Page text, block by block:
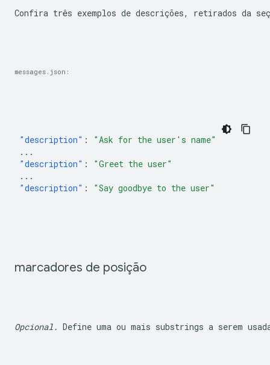
Confira três exemplos de descrições, retirados da
messages.json:
"description" :
"Ask for the user's name"
...
"description" :
"Greet the user"
...
"description" : "Say goodbye to the user"
marcadores de posição
Opcional. Define uma ou mais substrings a serem